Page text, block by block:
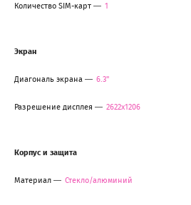
Количество SIM-карт 1
Экран
Диагональ экрана 6.3"
Разрешение дисплея 2622x1206
Корпус и защита
Материал Стекло/алюминий